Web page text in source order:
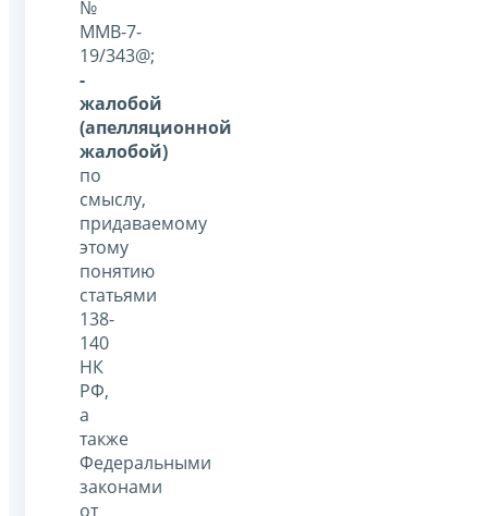
№
ММВ-7-
19/343@;
-
жалобой
(апелляционной
жалобой)
по
смыслу,
придаваемому
этому
понятию
статьями
138-
140
НК
РФ,
а
также
Федеральными
законами
от